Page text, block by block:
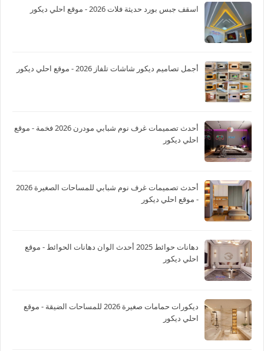
اسقف جبس بورد حديثة فلات 2026 - موقع احلي ديكور
أجمل تصاميم ديكور شاشات تلفاز 2026 - موقع احلي ديكور
أحدث تصميمات غرف نوم شبابي مودرن 2026 فخمة - موقع
احلي ديكور
أحدث تصميمات غرف نوم شبابي للمساحات الصغيرة 2026
- موقع احلي ديكور
دهانات حوائط 2025 أحدث الوان دهانات الحوائط - موقع
احلي ديكور
ديكورات حمامات صغيرة 2026 للمساحات الضيقة - موقع
احلي ديكور